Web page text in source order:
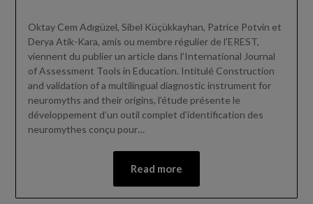
Oktay Cem Adıgüzel, Sibel Küçükkayhan, Patrice Potvin et
Derya Atik-Kara, amis ou membre régulier de l’EREST,
viennent du publier un article dans l’International Journal
of Assessment Tools in Education. Intitulé Construction
and validation of a multilingual diagnostic instrument for
neuromyths and their origins, l’étude présente le
développement d’un outil complet d’identification des
neuromythes conçu pour…
Read more